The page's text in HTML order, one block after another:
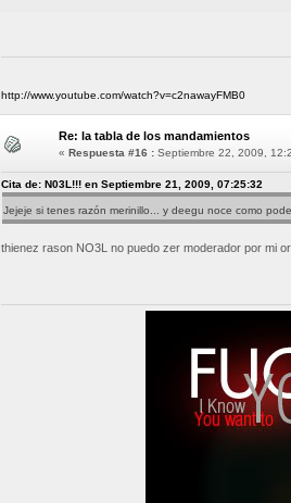
http://www.youtube.com/watch?v=c2nawayFMB0
Re: la tabla de los mandamientos
« Respuesta #16 : Septiembre 22, 2009,
Cita de: N03L!!! en Septiembre 21, 2009, 07:25:32
Jejeje si tenes razón merinillo... y deegu noce como
thienez rason NO3L no puedo zer moderador por mi